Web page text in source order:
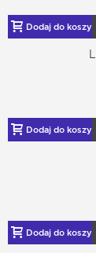
Dodaj do koszyka
Dodaj do koszyka
Dodaj do koszyka